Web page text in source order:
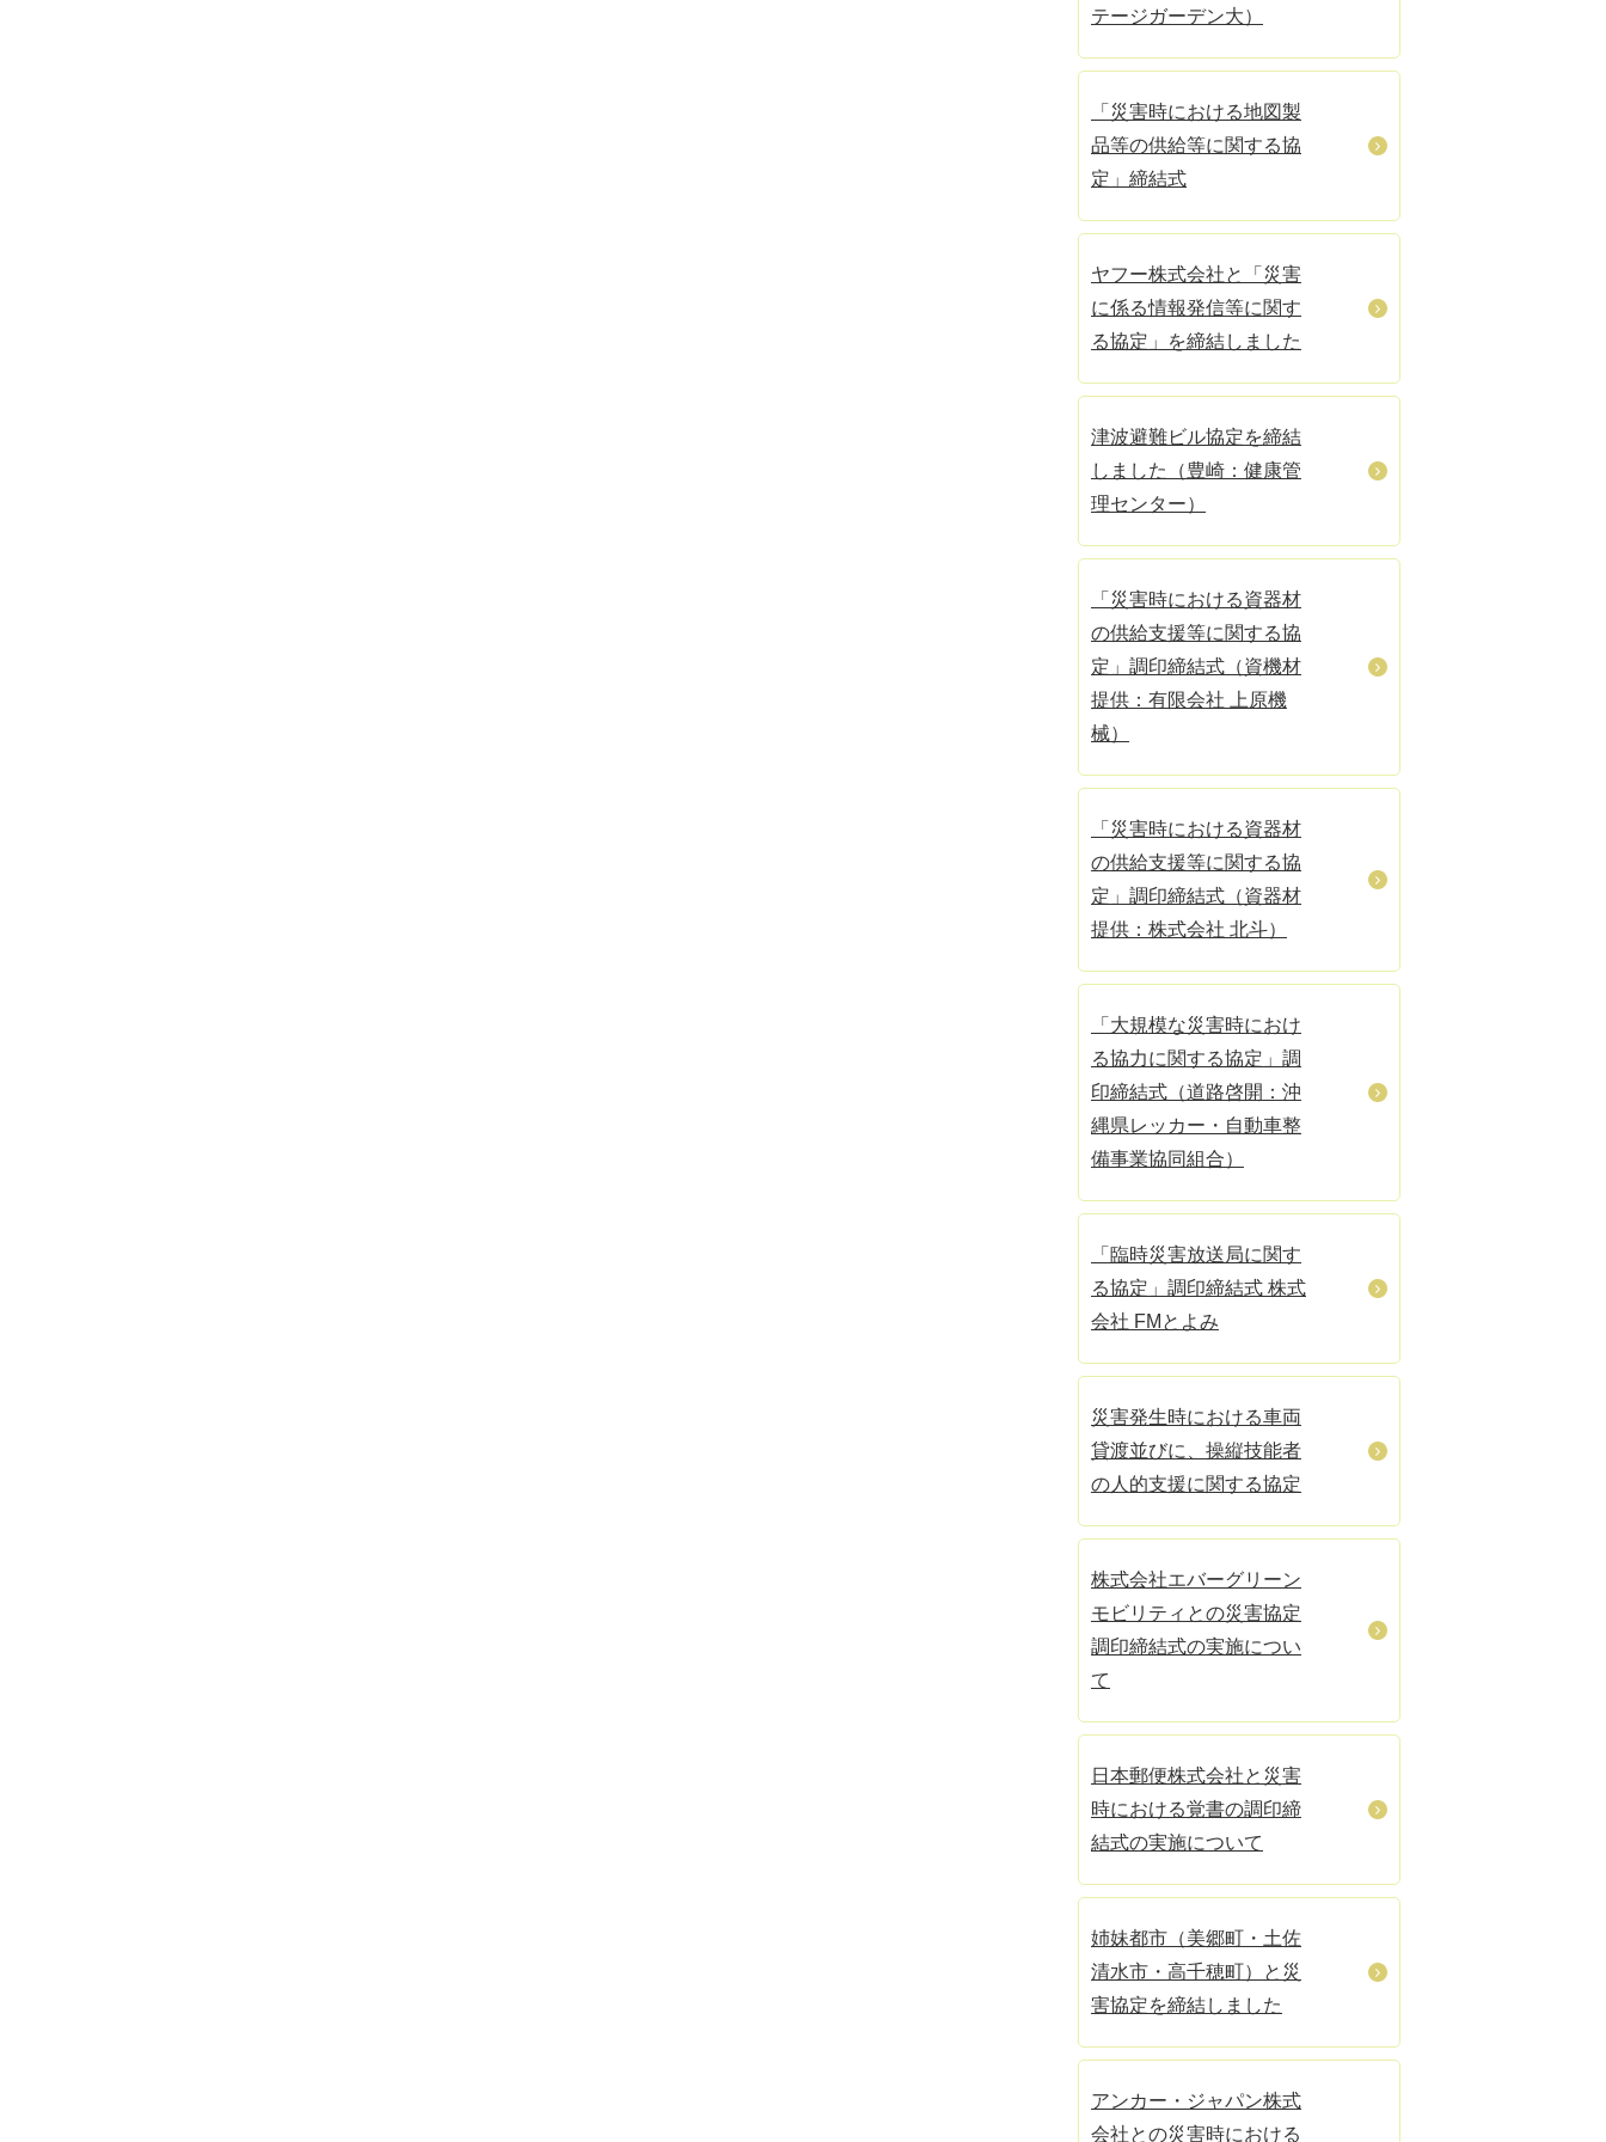
テージガーデン大）
「災害時における地図製
品等の供給等に関する協
定」締結式
ヤフー株式会社と「災害
に係る情報発信等に関す
る協定」を締結しました
津波避難ビル協定を締結
しました（豊崎：健康管
理センター）
「災害時における資器材
の供給支援等に関する協
定」調印締結式（資機材
提供：有限会社 上原機
械）
「災害時における資器材
の供給支援等に関する協
定」調印締結式（資器材
提供：株式会社 北斗）
「大規模な災害時におけ
る協力に関する協定」調
印締結式（道路啓開：沖
縄県レッカー・自動車整
備事業協同組合）
「臨時災害放送局に関す
る協定」調印締結式 株式
会社 FMとよみ
災害発生時における車両
貸渡並びに、操縦技能者
の人的支援に関する協定
株式会社エバーグリーン
モビリティとの災害協定
調印締結式の実施につい
て
日本郵便株式会社と災害
時における覚書の調印締
結式の実施について
姉妹都市（美郷町・土佐
清水市・高千穂町）と災
害協定を締結しました
アンカー・ジャパン株式
会社との災害時における